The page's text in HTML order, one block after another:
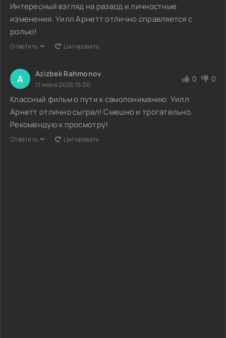
Интересный взгляд на развод и личностные
изменения. Уилл Арнетт отлично справляется с
ролью!
Ответить Цитировать
A Azizbek Rahmonov
11 июня 2026 15:00
0 0
Классный фильм о пути к самопониманию. Уилл
Арнетт отлично сыграл! Смешно и трогательно.
Рекомендую к просмотру!
Ответить Цитировать